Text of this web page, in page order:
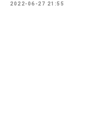
2022-06-27 21:55